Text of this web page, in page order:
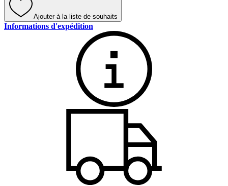
Ajouter à la liste de souhaits
Informations d'expédition